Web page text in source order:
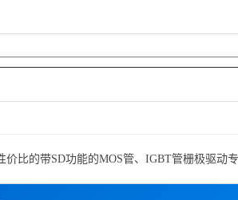
价比的带SD功能的MOS管、IGBT管栅极驱动